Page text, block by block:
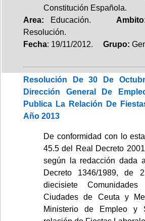
Constitución Española.
Area: Educación. Ambito
Resolución.
Fecha: 19/11/2012. Grupo:
Resolución De 30 De
Dirección General De
Publica La Relación De
Año 2013
De conformidad con lo
45.5 del Real Decreto
según la redacción dada
Decreto 1346/1989, de
diecisiete
Ciudades de Ceuta y
Ministerio de Empleo y